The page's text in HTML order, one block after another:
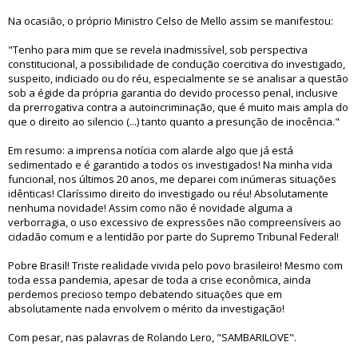
Na ocasião, o próprio Ministro Celso de Mello assim se manifestou:
"Tenho para mim que se revela inadmissível, sob perspectiva
constitucional, a possibilidade de condução coercitiva do investigado,
suspeito, indiciado ou do réu, especialmente se se analisar a questão
sob a égide da própria garantia do devido processo penal, inclusive
da prerrogativa contra a autoincriminação, que é muito mais ampla do
que o direito ao silencio (...) tanto quanto a presunção de inocência."
Em resumo: a imprensa notícia com alarde algo que já está
sedimentado e é garantido a todos os investigados! Na minha vida
funcional, nos últimos 20 anos, me deparei com inúmeras situações
idênticas! Claríssimo direito do investigado ou réu! Absolutamente
nenhuma novidade! Assim como não é novidade alguma a
verborragia, o uso excessivo de expressões não compreensíveis ao
cidadão comum e a lentidão por parte do Supremo Tribunal Federal!
Pobre Brasil! Triste realidade vivida pelo povo brasileiro! Mesmo com
toda essa pandemia, apesar de toda a crise econômica, ainda
perdemos precioso tempo debatendo situações que em
absolutamente nada envolvem o mérito da investigação!
Com pesar, nas palavras de Rolando Lero, "SAMBARILOVE".